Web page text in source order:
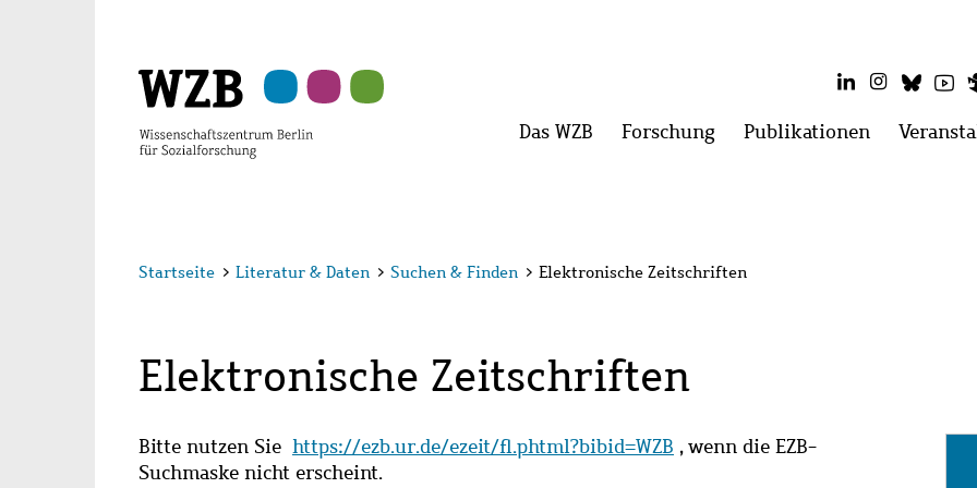
LinkedInInstagram
Hauptmenü
Das WZB Menü
Forschung Menü
Publikationen Menü
Startseite > Literatur & Daten > Suchen & Finden > Elektronische Zeitschriften
Elektronische Zeitschriften
Bitte nutzen Sie https://ezb.ur.de/ezeit/fl.phtml?bibid=WZB , wenn die EZB-
Suchmaske nicht erscheint.